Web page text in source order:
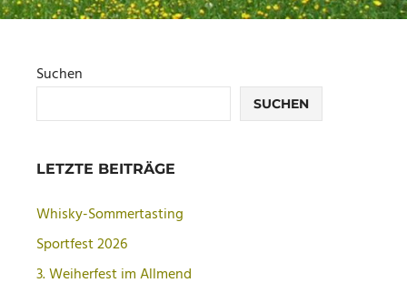
Suchen
SUCHEN
LETZTE BEITRÄGE
Whisky-Sommertasting
Sportfest 2026
3. Weiherfest im Allmend